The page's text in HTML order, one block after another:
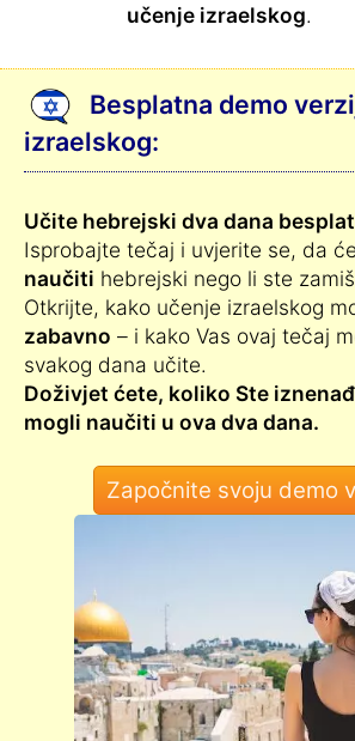
učenje izraelskog.
Besplatna demo
izraelskog:
Učite hebrejski dva dana
Isprobajte tečaj i uvjerite se, da
naučiti hebrejski nego li ste
Otkrijte, kako učenje izraelskog
zabavno – i kako Vas ovaj tečaj
svakog dana učite.
Doživjet ćete, koliko Ste
mogli naučiti u ova dva dana.